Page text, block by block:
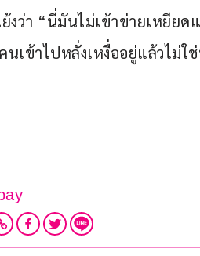
ว่า “นี่มันไม่เข้าข่ายเหยียด
เข้าไปหลั่งเหงื่ออยู่แล้วไม่ใช่